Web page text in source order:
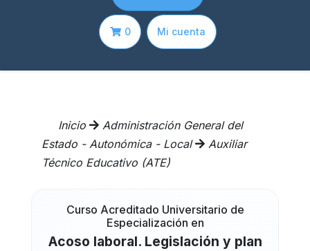
0 Mi cuenta
Inicio
Administración General del
Estado - Autonómica - Local
Auxiliar
Técnico Educativo (ATE)
Curso Acreditado Universitario de
Especialización en
Acoso laboral. Legislación y plan